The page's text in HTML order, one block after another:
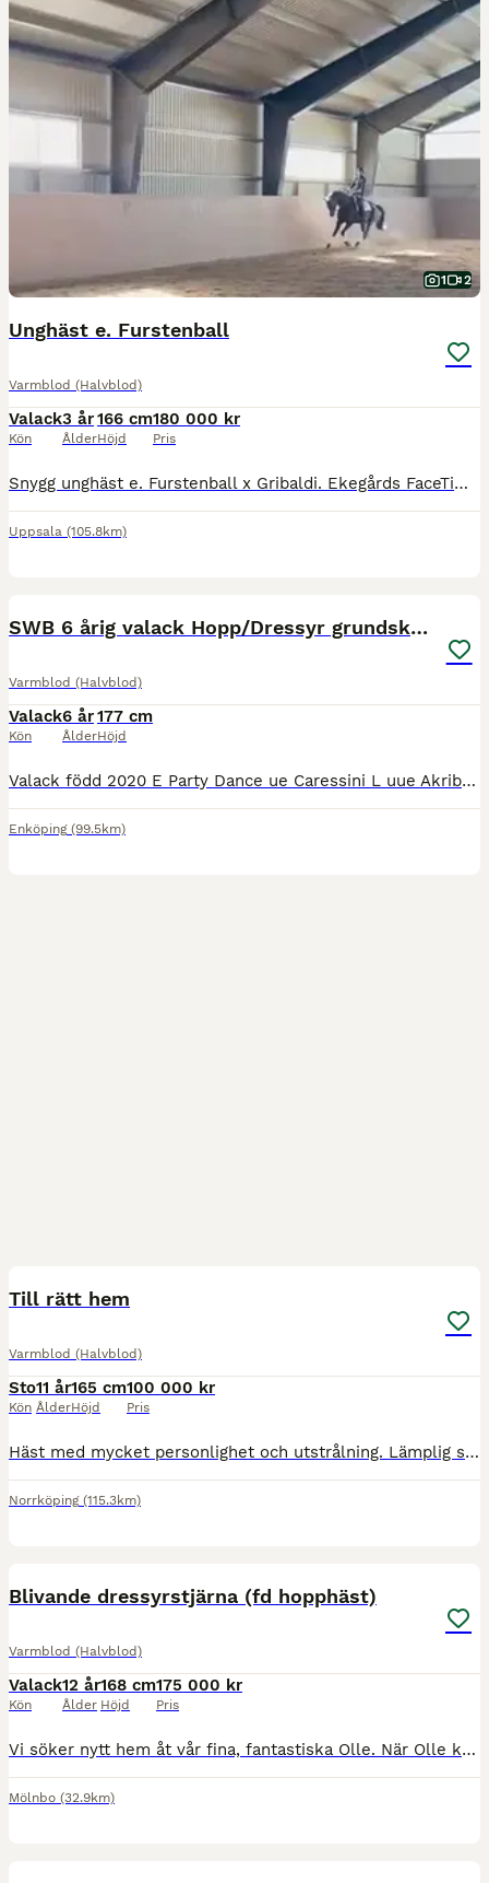
1 2
Unghäst e. Furstenball
Varmblod (Halvblod)
Valack
Kön
3 år
Ålder
166 cm
Höjd
180 000 kr
Pris
Snygg unghäst e. Furstenball x Gribaldi. Ekegårds FaceTime är en trevlig häst med en positiv, energisk och ambitiös inställning till arbete. Inriden och visad på 3-årstest av professionell inridare me
Uppsala (105.8km)
SWB 6 årig valack Hopp/Dressyr grundskolad
Varmblod (Halvblod)
Valack
Kön
6 år
Ålder
177 cm
Höjd
Valack född 2020 E Party Dance ue Caressini L uue Akribori (Acord II) Roxy är högrest, självbärig med egen motor och fin gång. Han är välutbildad, kan de grundläggande skolorna. Hoppar med ett väl a
Enköping (99.5km)
Till rätt hem
Varmblod (Halvblod)
Sto
Kön
11 år
Ålder
165 cm
Höjd
100 000 kr
Pris
Häst med mycket personlighet och utstrålning. Lämplig som första storhäst, trevlig att rida med lagom energi. Kan bli pigg och busig vid uteritter och hoppning, rids bäst ut med sällskap. Tävlad upp
Norrköping (115.3km)
Blivande dressyrstjärna (fd hopphäst)
Varmblod (Halvblod)
Valack
Kön
12 år
Ålder
168 cm
Höjd
175 000 kr
Pris
Vi söker nytt hem åt vår fina, fantastiska Olle. När Olle kom till oss för 1,5 år sedan var planen att han skulle bli vår framtida tävlingshäst, med enorm kapacitet i hoppningen. Livet ville annorlu
Mölnbo (32.9km)